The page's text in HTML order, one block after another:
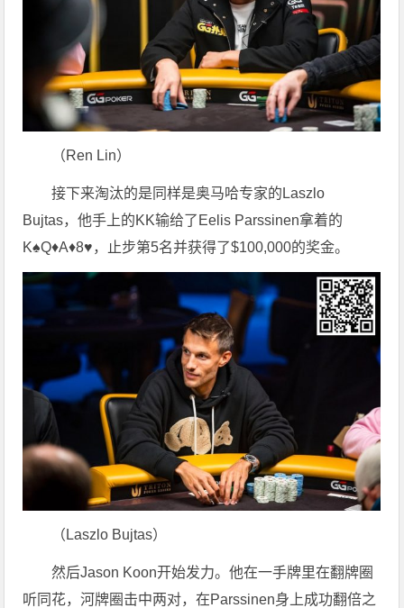
（Ren Lin）
接下来淘汰的是同样是奥马哈专家的Laszlo
Bujtas，他手上的KK输给了Eelis Parssinen拿着的
K♠Q♦A♦8♥，止步第5名并获得了$100,000的奖金。
（Laszlo Bujtas）
然后Jason Koon开始发力。他在一手牌里在翻牌圈
听同花，河牌圈击中两对，在Parssinen身上成功翻倍之